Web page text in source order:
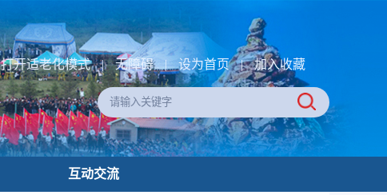
打开适老化模式 | 无障碍 | 设为首页 | 加入收藏
互动交流